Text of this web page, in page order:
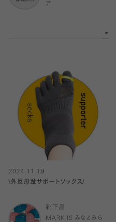
ア
2024.11.19
\外反母趾サポートソックス/
靴下屋
MARK IS みなとみら